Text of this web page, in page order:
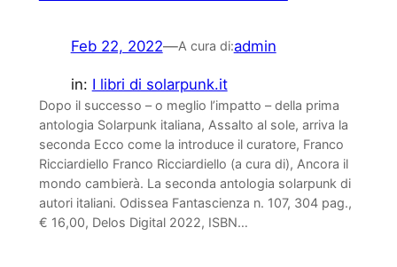
Feb 22, 2022—A cura di:admin
in: I libri di solarpunk.it
Dopo il successo – o meglio l’impatto – della prima
antologia Solarpunk italiana, Assalto al sole, arriva la
seconda Ecco come la introduce il curatore, Franco
Ricciardiello Franco Ricciardiello (a cura di), Ancora il
mondo cambierà. La seconda antologia solarpunk di
autori italiani. Odissea Fantascienza n. 107, 304 pag.,
€ 16,00, Delos Digital 2022, ISBN…